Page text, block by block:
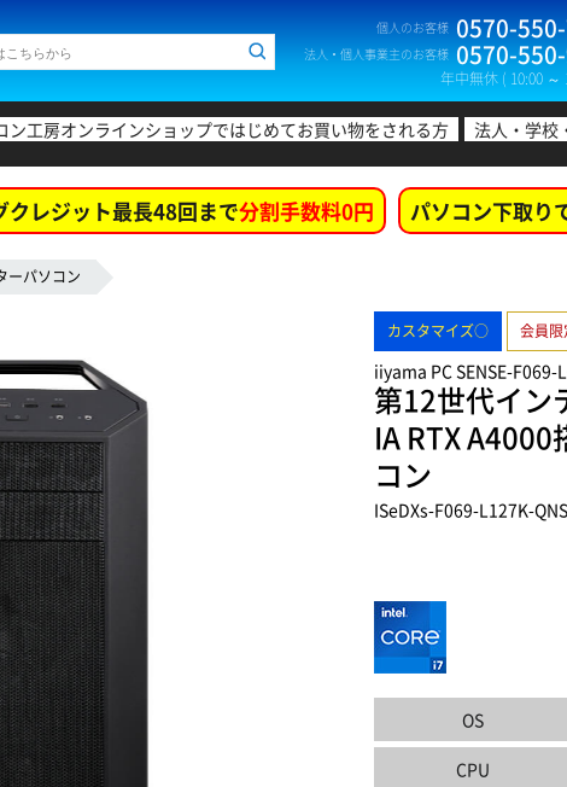
個人のお客様 0570-
法人・個人事業主のお客様 0570-
年中無休 ( 10:00 ～
ン工房オンラインショップではじめてお買い物をされる方 法人・学校
クレジット最長48回まで分割手数料0円 パソコン下取り
ーパソコン
カスタマイズ○ 会員
iiyama PC SENSE-F069-
第12世代イン
IA RTX
コン
ISeDXs-F069-L127K-
OS
CPU